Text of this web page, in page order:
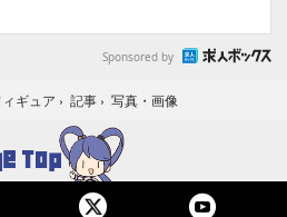
Sponsored by
ィギュア › 記事 › 写真・画像